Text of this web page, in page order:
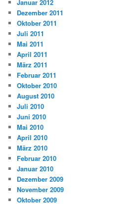
Januar 2012
Dezember 2011
Oktober 2011
Juli 2011
Mai 2011
April 2011
März 2011
Februar 2011
Oktober 2010
August 2010
Juli 2010
Juni 2010
Mai 2010
April 2010
März 2010
Februar 2010
Januar 2010
Dezember 2009
November 2009
Oktober 2009